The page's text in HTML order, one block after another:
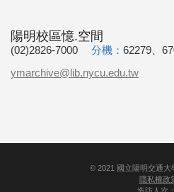
陽明校區憶.空間
(02)2826-7000 分機： 62279、
ymarchive@lib.nycu.edu.tw
© 2021 國立陽明交通大
隱私權政